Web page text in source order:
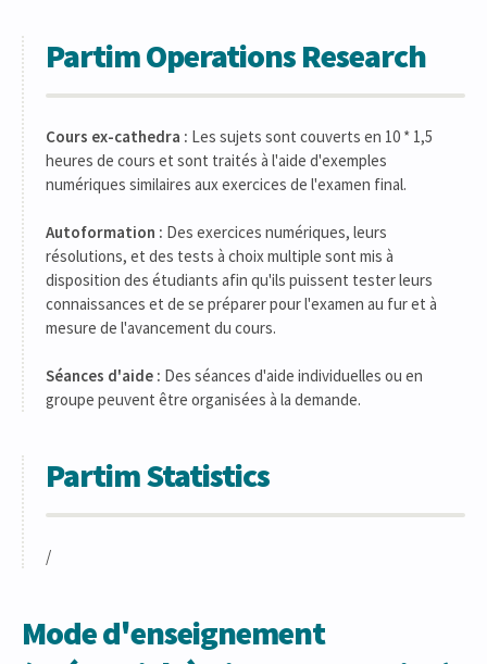
Partim Operations Research
Cours ex-cathedra : Les sujets sont couverts en 10 * 1,5
heures de cours et sont traités à l'aide d'exemples
numériques similaires aux exercices de l'examen final.
Autoformation : Des exercices numériques, leurs
résolutions, et des tests à choix multiple sont mis à
disposition des étudiants afin qu'ils puissent tester leurs
connaissances et de se préparer pour l'examen au fur et à
mesure de l'avancement du cours.
Séances d'aide : Des séances d'aide individuelles ou en
groupe peuvent être organisées à la demande.
Partim Statistics
/
Mode d'enseignement